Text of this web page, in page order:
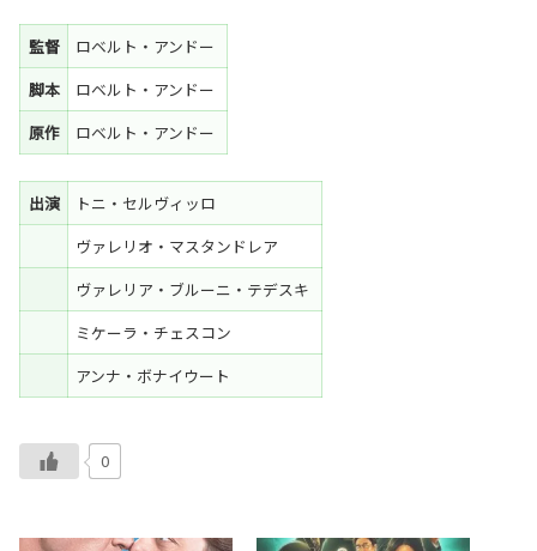
監督
ロベルト・アンドー
脚本
ロベルト・アンドー
原作
ロベルト・アンドー
出演
トニ・セルヴィッロ
ヴァレリオ・マスタンドレア
ヴァレリア・ブルーニ・テデスキ
ミケーラ・チェスコン
アンナ・ボナイウート
0